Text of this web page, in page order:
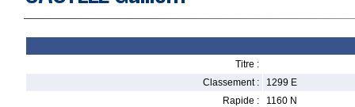
Titre :
Classement :
1299 E
Rapide :
1160 N